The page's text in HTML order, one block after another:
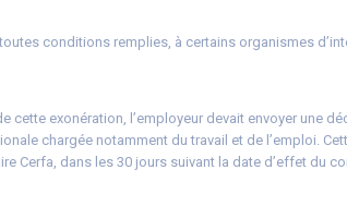
conditions remplies, à certains organismes
cette exonération, l’employeur devait envoyer une
chargée notamment du travail et de l’emploi.
Cerfa, dans les 30 jours suivant la date d’effet du